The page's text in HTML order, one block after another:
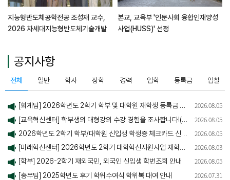
지능형반도체공학전공 조성재 교수,
2026 차세대지능형반도체기술개발
본교, 교육부 '인문사회 융합인재양성
사업(HUSS)' 선정
공지사항
전체 일반 학사 장학 경력 입학 등록금 입찰
[회계팀] 2026학년도 2학기 학부 및 대학원 재학생 등록금 납부 안내 2026.08.05
[교육혁신센터] 학부생의 대형강의 수강 경험을 조사합니다!(~8/9) 2026.08.05
2026학년도 2학기 학부/대학원 신입생 학생증 체크카드 신청 및 수령 안내 2026.08.05
[미래혁신센터] 2026학년도 2학기 대학혁신지원사업 재학생 서포터즈 퓨처포터 14기 모집 안내 2026.08.03
[학부] 2026-2학기 재외국민, 외국인 신입생 학번조회 안내 2026.08.05
[총무팀] 2025학년도 후기 학위수여식 학위복 대여 안내 2026.07.31